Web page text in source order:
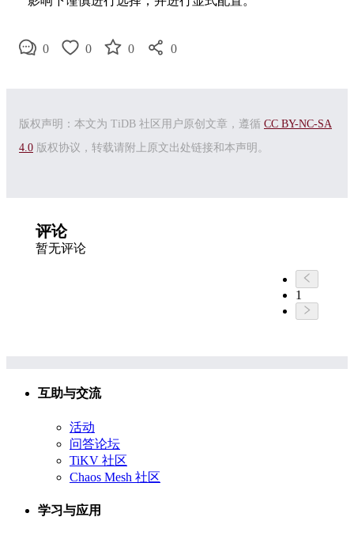
0 0 0 0
版权声明：本文为 TiDB 社区用户原创文章，遵循 CC BY-NC-SA
4.0 版权协议，转载请附上原文出处链接和本声明。
评论
暂无评论
1
互助与交流
活动
问答论坛
TiKV 社区
Chaos Mesh 社区
学习与应用